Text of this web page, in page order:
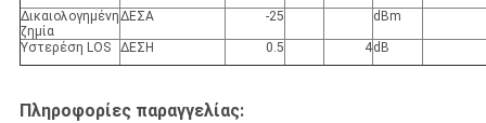
Δικαιολογημένη
ζημία
ΔΕΣΑ -25 dBm
Υστερέση LOS ΔΕΣ H 0.5 4dB
Πληροφορίες παραγγελίας: